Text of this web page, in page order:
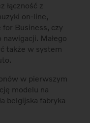
łączność z
on-line,
Business, czy
Małego
także w system
w pierwszym
modelu na
belgijska fabryka